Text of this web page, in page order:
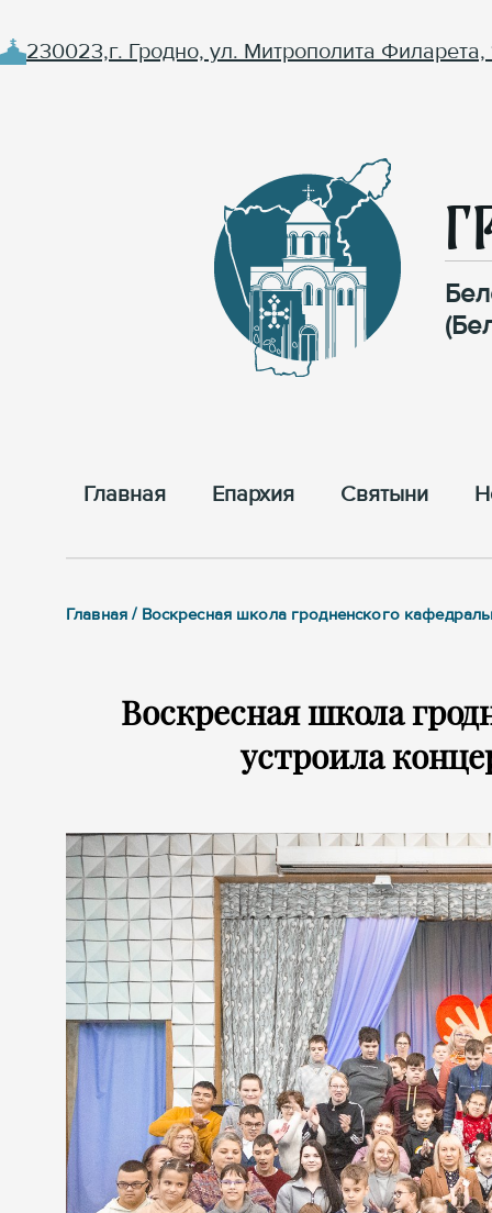
230023,г. Гродно, ул. Митрополита Филарета,
Главная Епархия Cвятыни
Главная / Воскресная школа гродненского
Воскресная школа
устроила